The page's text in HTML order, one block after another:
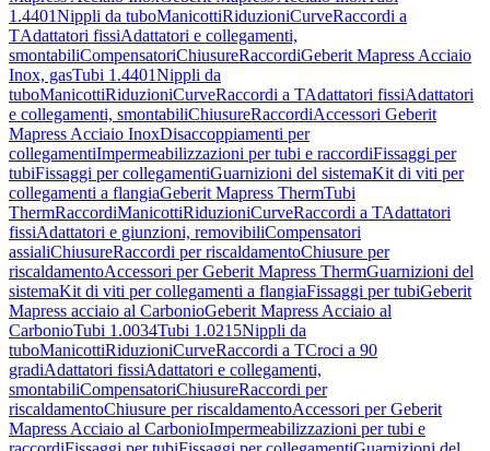
1.4401Nippli da tuboManicottiRiduzioniCurveRaccordi a
TAdattatori fissiAdattatori e collegamenti,
smontabiliCompensatoriChiusureRaccordiGeberit Mapress Acciaio
Inox, gasTubi 1.4401Nippli da
tuboManicottiRiduzioniCurveRaccordi a TAdattatori fissiAdattatori
e collegamenti, smontabiliChiusureRaccordiAccessori Geberit
Mapress Acciaio InoxDisaccoppiamenti per
collegamentiImpermeabilizzazioni per tubi e raccordiFissaggi per
tubiFissaggi per collegamentiGuarnizioni del sistemaKit di viti per
collegamenti a flangiaGeberit Mapress ThermTubi
ThermRaccordiManicottiRiduzioniCurveRaccordi a TAdattatori
fissiAdattatori e giunzioni, removibiliCompensatori
assialiChiusureRaccordi per riscaldamentoChiusure per
riscaldamentoAccessori per Geberit Mapress ThermGuarnizioni del
sistemaKit di viti per collegamenti a flangiaFissaggi per tubiGeberit
Mapress acciaio al CarbonioGeberit Mapress Acciaio al
CarbonioTubi 1.0034Tubi 1.0215Nippli da
tuboManicottiRiduzioniCurveRaccordi a TCroci a 90
gradiAdattatori fissiAdattatori e collegamenti,
smontabiliCompensatoriChiusureRaccordi per
riscaldamentoChiusure per riscaldamentoAccessori per Geberit
Mapress Acciaio al CarbonioImpermeabilizzazioni per tubi e